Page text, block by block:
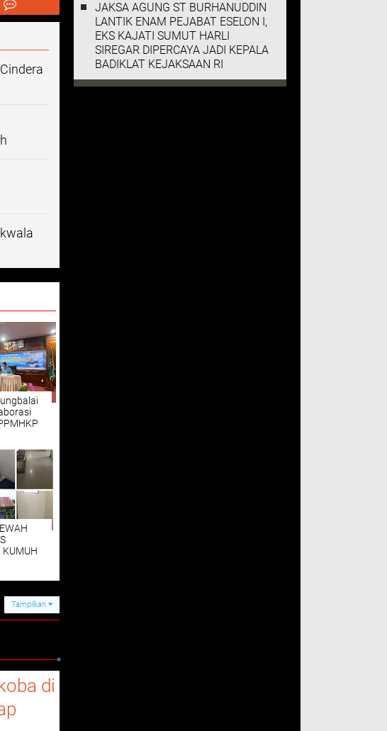
Dalam
Program
KUMUH
Tampilkan
di
JAKSA AGUNG ST BURHANUDDIN
LANTIK ENAM PEJABAT ESELON I,
EKS KAJATI SUMUT HARLI
SIREGAR DIPERCAYA JADI KEPALA
BADIKLAT KEJAKSAAN RI